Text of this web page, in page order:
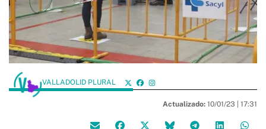
VALLADOLID PLURAL
Actualizado: 10/01/23 | 17:31